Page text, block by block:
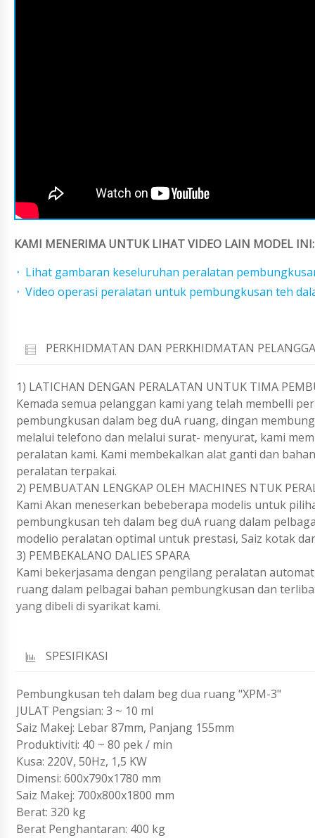
KAMI MENERIMA UNTUK LIHAT VIDEO LAIN MODEL INI:
Lihat gambaran keseluruhan peralatan
Video operasi peralatan untuk pembungkusan teh
PERKHIDMATAN DAN PERKHIDMATAN
1) LATICHAN DENGAN PERALATAN UNTUK TIMA
Kemada semua pelanggan kami yang telah membelli
pembungkusan dalam beg duA ruang, dingan
melalui telefono dan melalui surat- menyurat, kami
peralatan kami. Kami membekalkan alat ganti dan
peralatan terpakai.
2) PEMBUATAN LENGKAP OLEH MACHINES NTUK
Kami Akan meneserkan bebeberapa modelis untuk
pembungkusan teh dalam beg duA ruang dalam
modelio peralatan optimal untuk prestasi, Saiz kotak
3) PEMBEKALANO DALIES SPARA
Kami bekerjasama dengan pengilang peralatan
ruang dalam pelbagai bahan pembungkusan dan
yang dibeli di syarikat kami.
SPESIFIKASI
Pembungkusan teh dalam beg dua ruang "XPM-3"
JULAT Pengsian: 3 ~ 10 ml
Saiz Makej: Lebar 87mm, Panjang 155mm
Produktiviti: 40 ~ 80 pek / min
Kusa: 220V, 50Hz, 1,5 KW
Dimensi: 600x790x1780 mm
Saiz Makej: 700x800x1800 mm
Berat: 320 kg
Berat Penghantaran: 400 kg